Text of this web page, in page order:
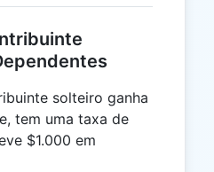
solteiro ganha
tem uma taxa de
$1.000 em